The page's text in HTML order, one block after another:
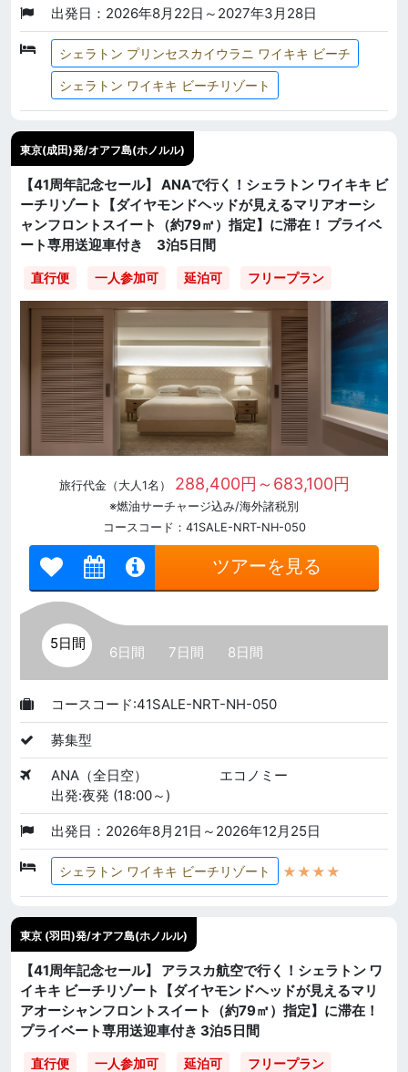
出発日：2026年8月22日～2027年3月28日
シェラトン プリンセスカイウラニ ワイキキ ビーチ
シェラトン ワイキキ ビーチリゾート
東京(成田)発/オアフ島(ホノルル)
【41周年記念セール】 ANAで行く！シェラトン ワイキキ ビ
ーチリゾート【ダイヤモンドヘッドが見えるマリアオーシ
ャンフロントスイート（約79㎡）指定】に滞在！ プライベ
ート専用送迎車付き 3泊5日間
直行便 一人参加可 延泊可 フリープラン
旅行代金（大人1名） 288,400円～683,100円
※燃油サーチャージ込み/海外諸税別
コースコード：41SALE-NRT-NH-050
ツアーを見る
5日間
6日間 7日間 8日間
コースコード:41SALE-NRT-NH-050
募集型
ANA（全日空）
エコノミー
出発:夜発 (18:00～)
出発日：2026年8月21日～2026年12月25日
シェラトン ワイキキ ビーチリゾート ★★★★
東京 (羽田)発/オアフ島(ホノルル)
【41周年記念セール】 アラスカ航空で行く！シェラトン ワ
イキキ ビーチリゾート【ダイヤモンドヘッドが見えるマリ
アオーシャンフロントスイート（約79㎡）指定】に滞在！
プライベート専用送迎車付き 3泊5日間
直行便 一人参加可 延泊可 フリープラン